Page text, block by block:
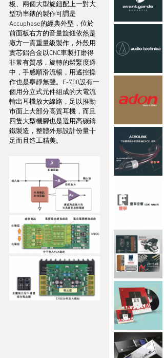
板、兩個大型旋鈕配上一對大
型功率錶的製作可謂是
Accuphase的經典外型，位於
前面板右方的音量旋鈕依然是
廠方一貫重量級製作，外殼用
實芯鋁合金以CNC車製打磨得
非常有質感，旋轉的鬆緊度適
中，手感順滑流暢，用遙控操
作也是寧靜無聲。E-700設有一
個用分立式元件組成的大電流
輸出耳機放大線路，足以推動
巿面上大部分高質耳機，而且
四隻大型機腳也是選用高碳鑄
鐵製造，整體外形設計份量十
足而且造工精美。